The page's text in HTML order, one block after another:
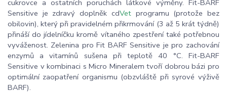
cukrovce a ostatních poruchách látkové výměny. Fit-BARF
Sensitive je zdravý doplněk cdVetprogramu (protože bez
obilovin), který při pravidelném přikrmování (3 až 5 krát týdně)
přináší do jídelníčku kromě vítaného zpestření také potřebnou
vyváženost. Zelenina pro Fit BARF Sensitive je pro zachování
enzymů a vitamínů sušena při teplotě 40 °C. Fit-BARF
Sensitive v kombinaci s Micro Mineralem tvoří dobrou bázi pro
optimální zaopatření organismu (obzvláště při syrové výživě
BARF).